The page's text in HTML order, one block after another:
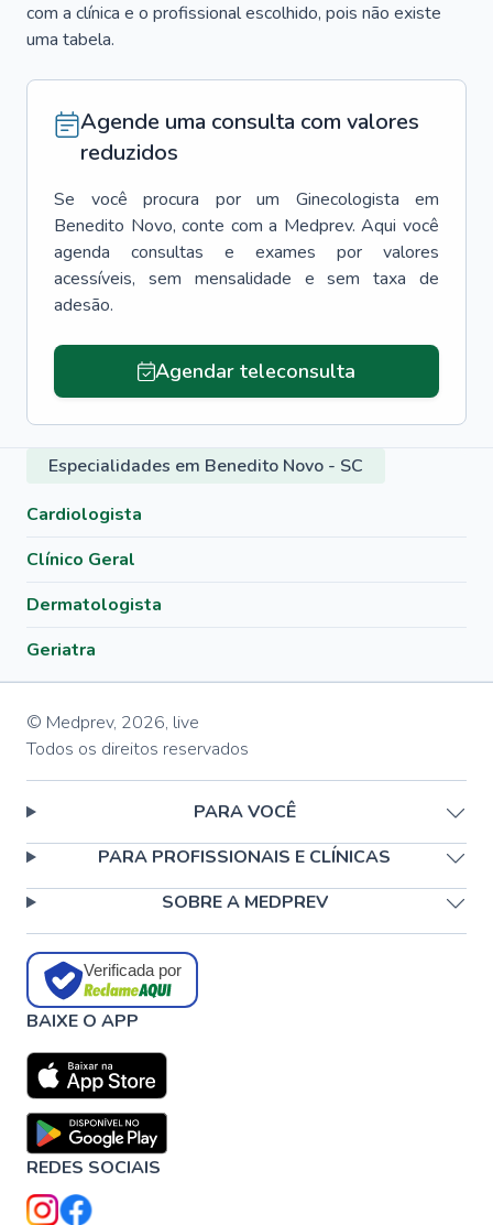
com a clínica e o profissional escolhido, pois não existe
uma tabela.
Agende uma consulta com valores
reduzidos
Se você procura por um Ginecologista
em
Benedito Novo, conte com a Medprev. Aqui você
agenda consultas e exames por valores
acessíveis, sem mensalidade e sem taxa de
adesão.
Agendar teleconsulta
Especialidades em Benedito Novo - SC
Cardiologista
Clínico Geral
Dermatologista
Geriatra
© Medprev, 2026, live
Todos os direitos reservados
PARA VOCÊ
PARA PROFISSIONAIS E CLÍNICAS
SOBRE A MEDPREV
Verificada por
BAIXE O APP
REDES SOCIAIS